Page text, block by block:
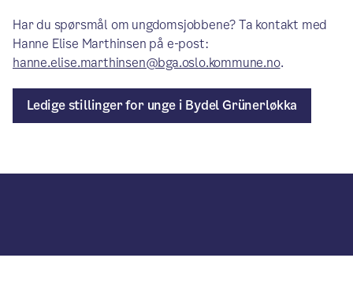
Har du spørsmål om ungdomsjobbene? Ta kontakt med
Hanne Elise Marthinsen på e-post:
hanne.elise.marthinsen@bga.oslo.kommune.no.
Ledige stillinger for unge i Bydel Grünerløkka